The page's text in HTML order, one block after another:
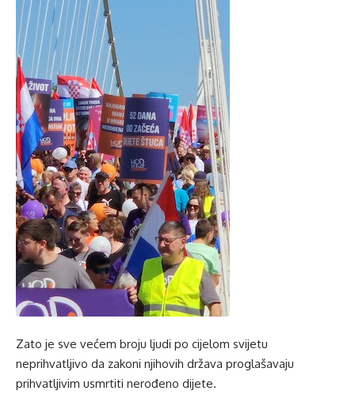
Zato je sve većem broju ljudi po cijelom svijetu
neprihvatljivo da zakoni njihovih država proglašavaju
prihvatljivim usmrtiti nerođeno dijete.